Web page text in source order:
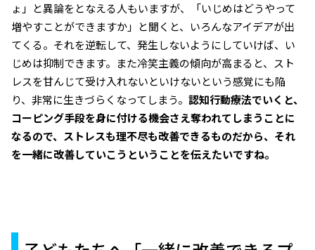
ょ」と異論をとなえる人もいますが、「いじめはどうやって
増やすことができますか」と聞くと、いろんなアイデアが出
てくる。それを逆転して、発生しないようにしていけば、い
じめは抑制できます。また冷笑主義の傾向が高まると、スト
レスを甘んじて受け入れないといけないという感覚にも陥
り、非常に生きづらくなってしまう。 認知行動療法でいくと、
コーピング手段を身に付ける機会さえ奪われてしまうことに
なるので、ストレスも理不尽も改善できるものだから、それ
を一緒に改善していこうということを伝えたいですね。